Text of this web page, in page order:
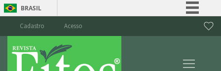
BRASIL
Cadastro Acesso